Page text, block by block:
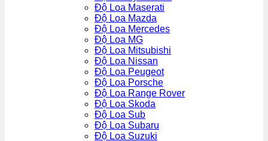
Độ Loa Maserati
Độ Loa Mazda
Độ Loa Mercedes
Độ Loa MG
Độ Loa Mitsubishi
Độ Loa Nissan
Độ Loa Peugeot
Độ Loa Porsche
Độ Loa Range Rover
Độ Loa Skoda
Độ Loa Sub
Độ Loa Subaru
Độ Loa Suzuki